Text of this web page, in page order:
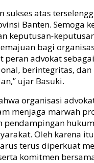
sukses atas
Banten. Semoga
keputusan-
bagi
peran advokat
berintegritas,
ujar Basuki.
organisasi
menjaga marwah
pendampingan
Oleh karena
terus diperkuat
komitmen